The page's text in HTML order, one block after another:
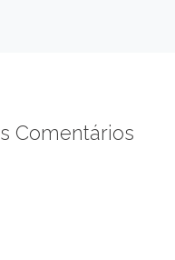
Comentários